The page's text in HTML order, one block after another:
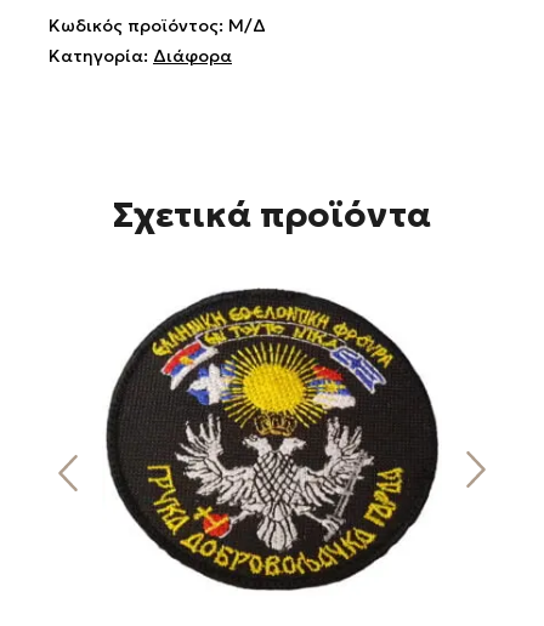
Κωδικός προϊόντος: Μ/Δ
Κατηγορία: Διάφορα
Σχετικά προϊόντα